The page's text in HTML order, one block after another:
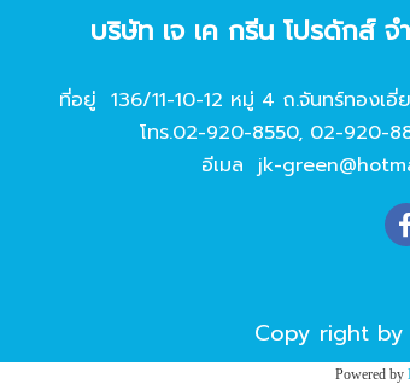
บริษัท เจ เค กรีน โปรดักส์
ที่อยู่ 136/11-10-12 หมู่ 4 ถ.จันทร์ทองเอี่
โทร.02-920-8550, 02-920-
อีเมล jk-
Copy right by
Powered by